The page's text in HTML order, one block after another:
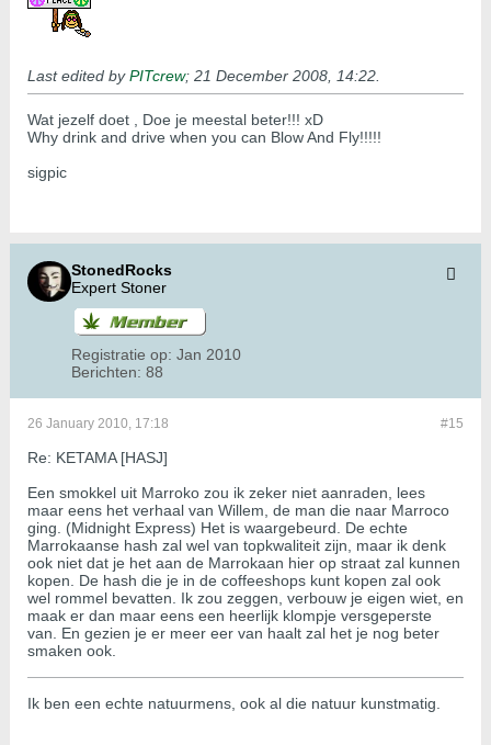
Last edited byPITcrew; 21 December 2008, 14:22
Wat jezelf doet , Doe je meestal beter!!! xD
Why drink and drive when you can Blow And Fly!!!!!
sigpic
StonedRocks
Expert Stoner
Registratie op: Jan 2010
Berichten: 88
#15
26 January 2010, 17:18
Re: KETAMA [HASJ]
Een smokkel uit Marroko zou ik zeker niet aanraden, lees
maar eens het verhaal van Willem, de man die naar Marroco
ging. (Midnight Express) Het is waargebeurd. De echte
Marrokaanse hash zal wel van topkwaliteit zijn, maar ik denk
ook niet dat je het aan de Marrokaan hier op straat zal kunnen
kopen. De hash die je in de coffeeshops kunt kopen zal ook
wel rommel bevatten. Ik zou zeggen, verbouw je eigen wiet, en
maak er dan maar eens een heerlijk klompje versgeperste
van. En gezien je er meer eer van haalt zal het je nog beter
smaken ook.
Ik ben een echte natuurmens, ook al die natuur kunstmatig.